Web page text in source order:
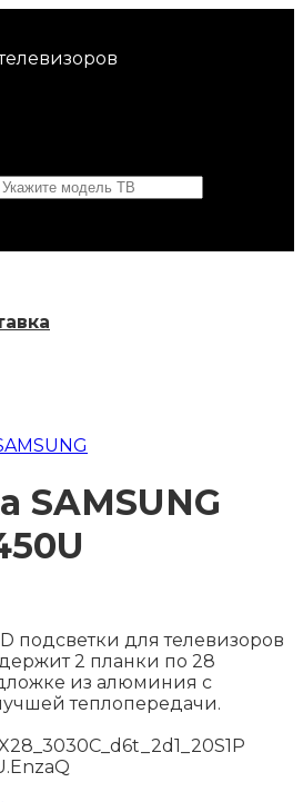
SAMSUNG
подсветки для телевизоров
2 планки по 28
из алюминия с
теплопередачи.